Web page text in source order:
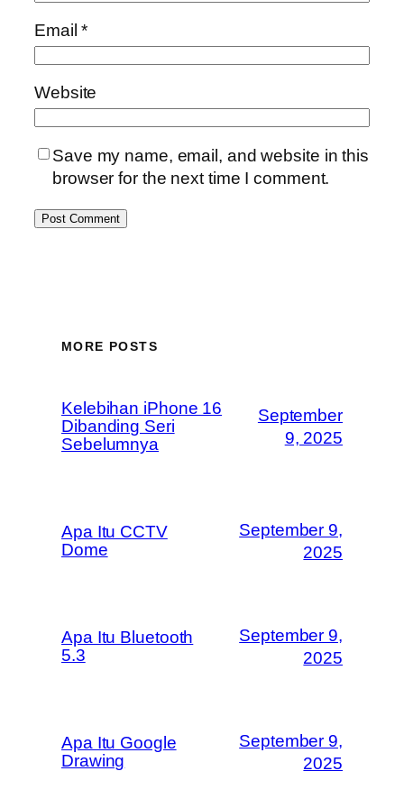
Email*
Website
Save my name, email, and website in this
browser for the next time I comment.
MORE POSTS
Kelebihan iPhone 16
Dibanding Seri
Sebelumnya
September
9, 2025
Apa Itu CCTV
Dome
September 9,
2025
Apa Itu Bluetooth
5.3
September 9,
2025
Apa Itu Google
Drawing
September 9,
2025